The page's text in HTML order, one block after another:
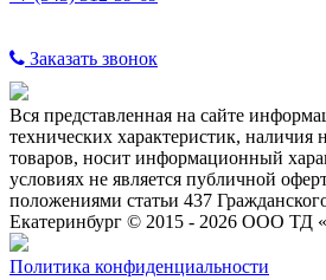
Заказать звонок
Вся представленная на сайте
технических характеристик, наличия
товаров, носит информационный
условиях не является публичной
положениями статьи 437
Екатеринбург © 2015 - 2026 ООО ТД
Политика конфиденциальности